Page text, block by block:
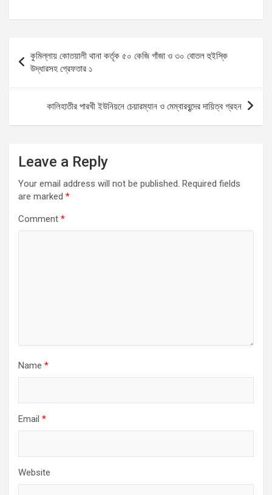
ce
b
o
o
k
ail at
A
p
p
se
n
g
er
ar
e
navigation
কুমিল্লায় কোতয়ালী থানা কর্তৃক ৫০ কেজি গাঁজা ও ৩০ বোতল হুইস্কি
উদ্ধারসহ গ্রেফতার ১
কালিহাতীর পারখী ইউনিয়নে চেয়ারম্যান ও মেম্বারবৃন্দের দায়িত্ব গ্রহন
Leave a Reply
Your email address will not be published. Required fields
are marked *
Comment *
Name *
Email *
Website